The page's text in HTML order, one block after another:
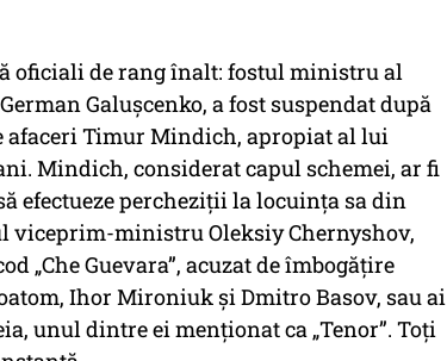
oficiali de rang înalt: fostul ministru al
Galuşcenko, a fost suspendat după
afaceri Timur Mindich, apropiat al lui
Mindich, considerat capul schemei, ar fi
efectueze percheziţii la locuinţa sa din
viceprim-ministru Oleksiy Chernyshov,
„Che Guevara”, acuzat de îmbogățire
Ihor Mironiuk și Dmitro Basov, sau ai
unul dintre ei menţionat ca „Tenor”. Toți